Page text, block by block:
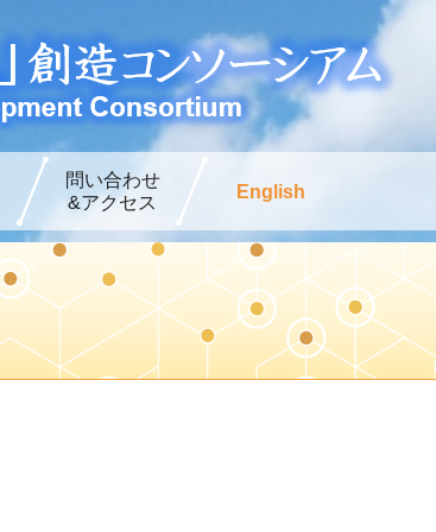
問い合わせ
&アクセス
English